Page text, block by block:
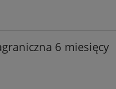
6 miesięcy